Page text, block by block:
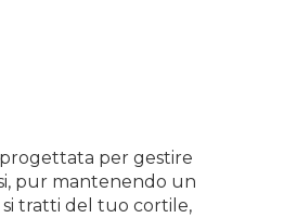
per gestire
pur mantenendo un
tratti del tuo cortile,